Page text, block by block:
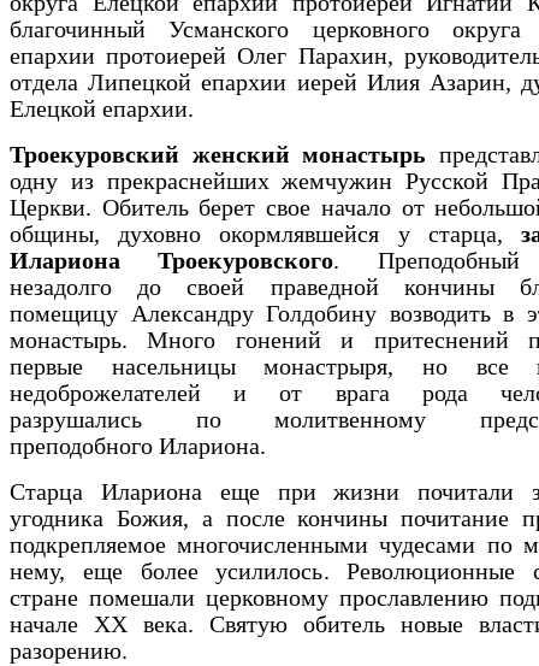
благочинный Усманского церковного округа
епархии протоиерей Олег Парахин,
отдела Липецкой епархии иерей Илия Азарин,
Елецкой епархии.
Троекуровский женский монастырь
одну из прекраснейших жемчужин Русской
Церкви. Обитель берет свое начало от
общины, духовно окормлявшейся у старца,
Илариона Троекуровского. Преподобный
незадолго до своей праведной кончины
помещицу Александру Голдобину возводить в
монастырь. Много гонений и притеснений
первые насельницы монастрыря, но все
недоброжелателей и от врага рода
разрушались по молитвенному
преподобного Илариона.
Старца Илариона еще при жизни почитали
угодника Божия, а после кончины почитание
подкрепляемое многочисленными чудесами по
нему, еще более усилилось. Революционные
стране помешали церковному прославлению
начале XX века. Святую обитель новые
разорению.